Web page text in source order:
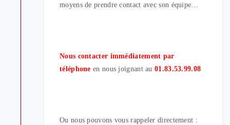
moyens de prendre contact avec son équipe…
Nous contacter immédiatement par
téléphone en nous joignant au01.83.53.99.08
Ou nous pouvons vous rappeler directement :